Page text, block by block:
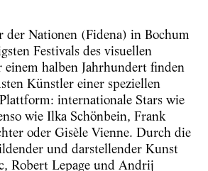
der Nationen (Fidena) in Bochum
Festivals des visuellen
einem halben Jahrhundert finden
Künstler einer speziellen
internationale Stars wie
wie Ilka Schönbein, Frank
oder Gisèle Vienne. Durch die
und darstellender Kunst
Robert Lepage und Andrij